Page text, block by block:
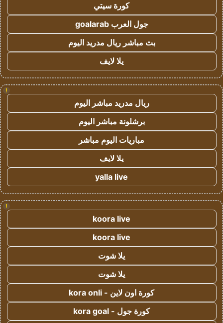
كورة سيتي
جول العرب goalarab
بث مباشر ريال مدريد اليوم
يلا لايف
!
ريال مدريد مباشر اليوم
برشلونة مباشر اليوم
مباريات اليوم مباشر
يلا لايف
yalla live
!
koora live
koora live
يلا شوت
يلا شوت
كورة اون لاين - kora onli
كورة جول - kora goal